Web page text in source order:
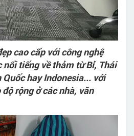
cao cấp với công nghệ
nổi tiếng về thảm từ Bỉ, Thái
Quốc hay Indonesia... với
rộng ở các nhà, văn